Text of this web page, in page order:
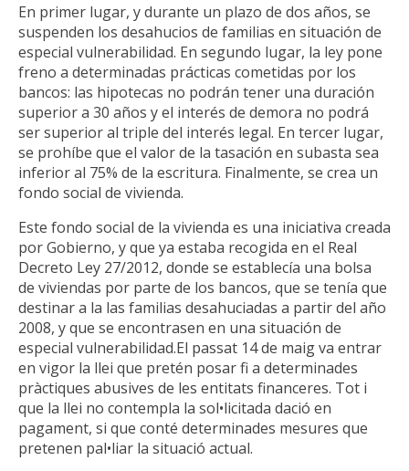
En primer lugar, y durante un plazo de dos años, se
suspenden los desahucios de familias en situación de
especial vulnerabilidad. En segundo lugar, la ley pone
freno a determinadas prácticas cometidas por los
bancos: las hipotecas no podrán tener una duración
superior a 30 años y el interés de demora no podrá
ser superior al triple del interés legal. En tercer lugar,
se prohíbe que el valor de la tasación en subasta sea
inferior al 75% de la escritura. Finalmente, se crea un
fondo social de vivienda.
Este fondo social de la vivienda es una iniciativa creada
por Gobierno, y que ya estaba recogida en el Real
Decreto Ley 27/2012, donde se establecía una bolsa
de viviendas por parte de los bancos, que se tenía que
destinar a la las familias desahuciadas a partir del año
2008, y que se encontrasen en una situación de
especial vulnerabilidad.El passat 14 de maig va entrar
en vigor la llei que pretén posar fi a determinades
pràctiques abusives de les entitats financeres. Tot i
que la llei no contempla la sol•licitada dació en
pagament, si que conté determinades mesures que
pretenen pal•liar la situació actual.